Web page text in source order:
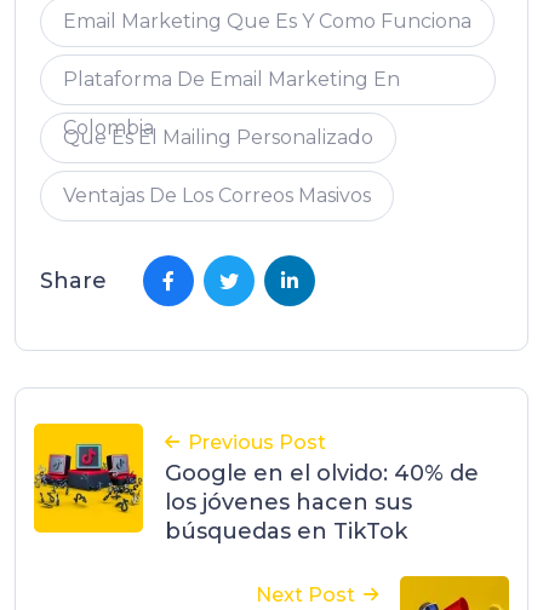
Email Marketing Que Es Y Como Funciona
Plataforma De Email Marketing En
Colombia
Que Es El Mailing Personalizado
Ventajas De Los Correos Masivos
Share
Previous Post
Google en el olvido: 40% de
los jóvenes hacen sus
búsquedas en TikTok
Next Post